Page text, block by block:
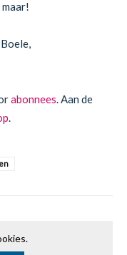
abonnees . Aan de